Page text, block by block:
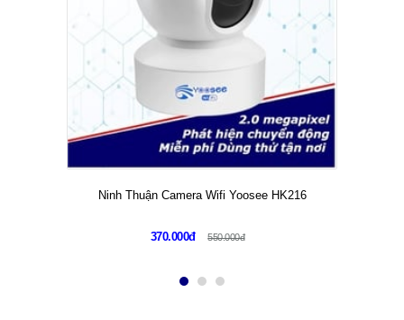
Ninh Thuận Camera Wifi Yoosee HK216
370.000đ 550.000đ